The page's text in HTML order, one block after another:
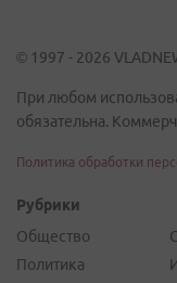
© 1997 - 2026
При любом
обязательна.
Политика обработки
Рубрики
Общество
Политика